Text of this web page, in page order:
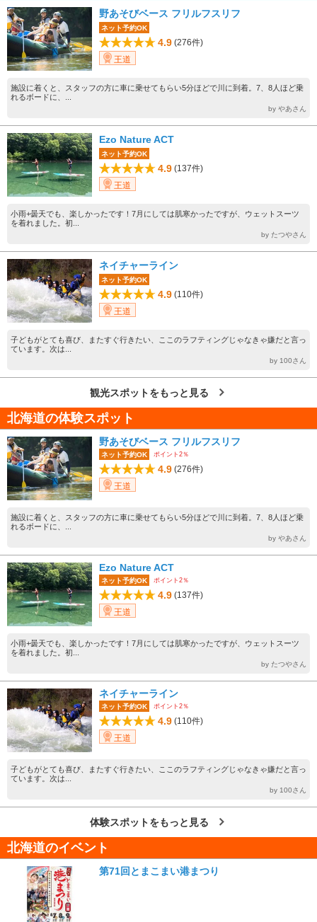
野あそびベース フリルフスリフ
ネット予約OK
4.9 (276件)
王道
施設に着くと、スタッフの方に車に乗せてもらい5分ほどで川に到着。7、8人ほど乗
れるボードに、...
by やあさん
Ezo Nature ACT
ネット予約OK
4.9 (137件)
王道
小雨+曇天でも、楽しかったです！7月にしては肌寒かったですが、ウェットスーツ
を着れました。初...
by たつやさん
ネイチャーライン
ネット予約OK
4.9 (110件)
王道
子どもがとても喜び、またすぐ行きたい、ここのラフティングじゃなきゃ嫌だと言っ
ています。次は...
by 100さん
観光スポットをもっと見る
北海道の体験スポット
野あそびベース フリルフスリフ
ネット予約OK ポイント2％
4.9 (276件)
王道
施設に着くと、スタッフの方に車に乗せてもらい5分ほどで川に到着。7、8人ほど乗
れるボードに、...
by やあさん
Ezo Nature ACT
ネット予約OK ポイント2％
4.9 (137件)
王道
小雨+曇天でも、楽しかったです！7月にしては肌寒かったですが、ウェットスーツ
を着れました。初...
by たつやさん
ネイチャーライン
ネット予約OK ポイント2％
4.9 (110件)
王道
子どもがとても喜び、またすぐ行きたい、ここのラフティングじゃなきゃ嫌だと言っ
ています。次は...
by 100さん
体験スポットをもっと見る
北海道のイベント
第71回とまこまい港まつり